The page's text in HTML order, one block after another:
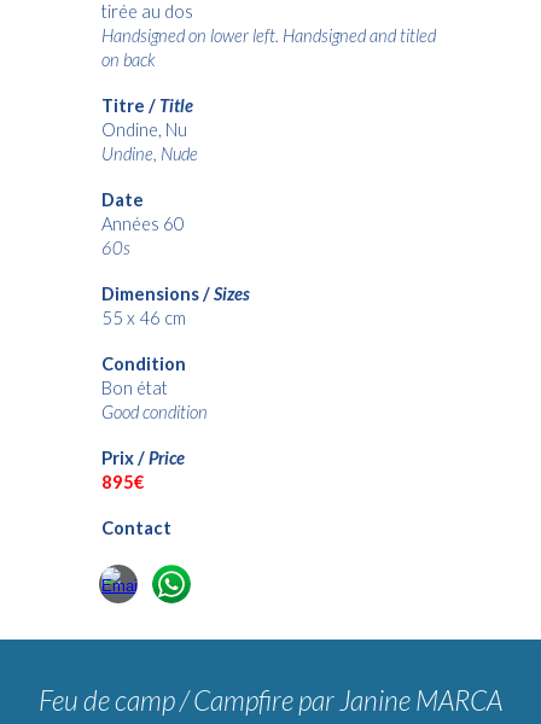
tirée au dos
Handsigned on lower left. Handsigned and titled
on back
Titre / Title
Ondine, Nu
Undine, Nude
Date
Années 60
60s
Dimensions /Sizes
55 x 46 cm
Condition
Bon état
Good condition
Prix /Price
895€
Contact
Feu de camp / Campfirepar Janine MARCA